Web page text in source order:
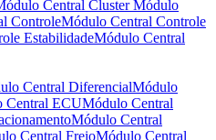
Central ClusterMódulo
ControleMódulo Central Controle
EstabilidadeMódulo Central
Central DiferencialMódulo
Central ECUMódulo Central
Módulo Central
Central FreioMódulo Central